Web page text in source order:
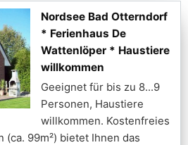
Nordsee Bad Otterndorf
* Ferienhaus De
Wattenlöper * Haustiere
willkommen
Geeignet für bis zu 8...9
Personen, Haustiere
willkommen. Kostenfreies
(ca. 99m²) bietet Ihnen das